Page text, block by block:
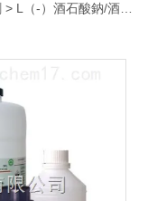
> L（-）酒石酸鈉/酒石酸鈉/L-酒石酸鈉/L-（+）-Tartaric acid disodium